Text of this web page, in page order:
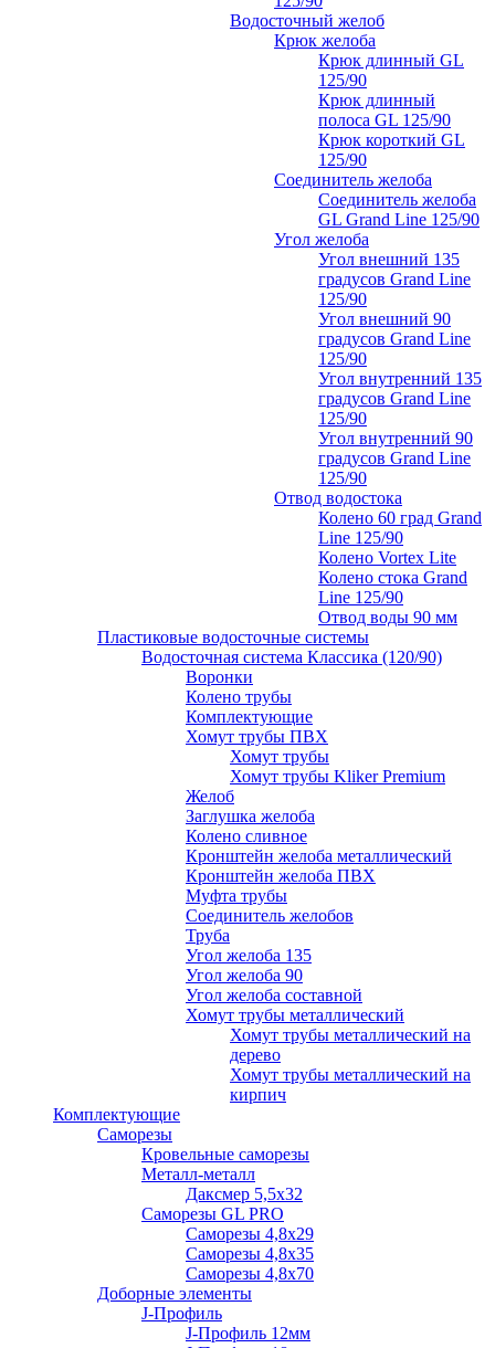
Водосточный желоб
Крюк желоба
Крюк длинный GL
125/90
Крюк длинный
полоса GL 125/90
Крюк короткий GL
125/90
Соединитель желоба
Соединитель желоба
GL Grand Line 125/90
Угол желоба
Угол внешний 135
градусов Grand Line
125/90
Угол внешний 90
градусов Grand Line
125/90
Угол внутренний 135
градусов Grand Line
125/90
Угол внутренний 90
градусов Grand Line
125/90
Отвод водостока
Колено 60 град Grand
Line 125/90
Колено Vortex Lite
Колено стока Grand
Line 125/90
Отвод воды 90 мм
Пластиковые водосточные системы
Водосточная система Классика (120/90)
Воронки
Колено трубы
Комплектующие
Хомут трубы ПВХ
Хомут трубы
Хомут трубы Kliker Premium
Желоб
Заглушка желоба
Колено сливное
Кронштейн желоба металлический
Кронштейн желоба ПВХ
Муфта трубы
Соединитель желобов
Труба
Угол желоба 135
Угол желоба 90
Угол желоба составной
Хомут трубы металлический
Хомут трубы металлический на
дерево
Хомут трубы металлический на
кирпич
Комплектующие
Саморезы
Кровельные саморезы
Металл-металл
Даксмер 5,5х32
Саморезы GL PRO
Сaморезы 4,8х29
Сaморезы 4,8х35
Сaморезы 4,8х70
Доборные элементы
J-Профиль
J-Профиль 12мм